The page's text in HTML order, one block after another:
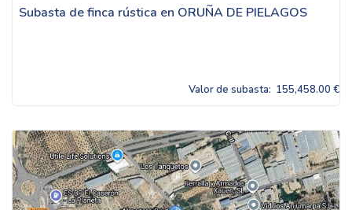
Subasta de finca rústica en ORUÑA DE PIELAGOS
Valor de subasta: 155,458.00 €